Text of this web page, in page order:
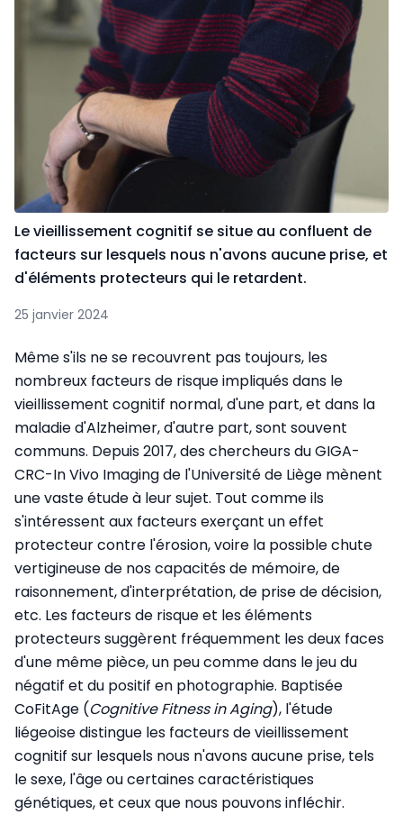
Le vieillissement cognitif se situe au confluent de
facteurs sur lesquels nous n'avons aucune prise, et
d'éléments protecteurs qui le retardent.
25 janvier 2024
Même s'ils ne se recouvrent pas toujours, les
nombreux facteurs de risque impliqués dans le
vieillissement cognitif normal, d'une part, et dans la
maladie d'Alzheimer, d'autre part, sont souvent
communs. Depuis 2017, des chercheurs du GIGA-
CRC-In Vivo Imaging de l'Université de Liège mènent
une vaste étude à leur sujet. Tout comme ils
s'intéressent aux facteurs exerçant un effet
protecteur contre l'érosion, voire la possible chute
vertigineuse de nos capacités de mémoire, de
raisonnement, d'interprétation, de prise de décision,
etc. Les facteurs de risque et les éléments
protecteurs suggèrent fréquemment les deux faces
d'une même pièce, un peu comme dans le jeu du
négatif et du positif en photographie. Baptisée
CoFitAge (Cognitive Fitness in Aging), l'étude
liégeoise distingue les facteurs de vieillissement
cognitif sur lesquels nous n'avons aucune prise, tels
le sexe, l'âge ou certaines caractéristiques
génétiques, et ceux que nous pouvons infléchir.